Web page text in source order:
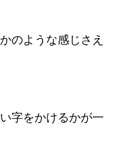
のような感じさえ
字をかけるかが一